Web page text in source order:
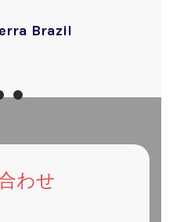
Brazil
わせ